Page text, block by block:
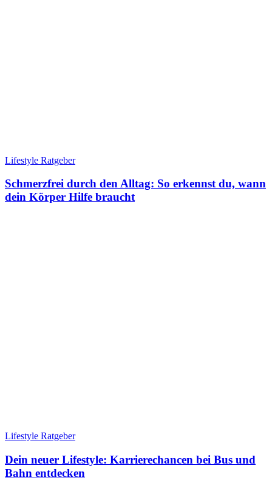
Lifestyle Ratgeber
Schmerzfrei durch den Alltag: So erkennst du, wann
dein Körper Hilfe braucht
Lifestyle Ratgeber
Dein neuer Lifestyle: Karrierechancen bei Bus und
Bahn entdecken